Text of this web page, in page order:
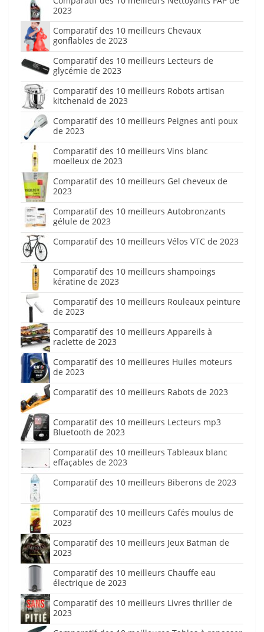
2023
Comparatif des 10 meilleurs Chevaux
gonflables de 2023
Comparatif des 10 meilleurs Lecteurs de
glycémie de 2023
Comparatif des 10 meilleurs Robots artisan
kitchenaid de 2023
Comparatif des 10 meilleurs Peignes anti poux
de 2023
Comparatif des 10 meilleurs Vins blanc
moelleux de 2023
Comparatif des 10 meilleurs Gel cheveux de
2023
Comparatif des 10 meilleurs Autobronzants
gélule de 2023
Comparatif des 10 meilleurs Vélos VTC de 2023
Comparatif des 10 meilleurs shampoings
kératine de 2023
Comparatif des 10 meilleurs Rouleaux peinture
de 2023
Comparatif des 10 meilleurs Appareils à
raclette de 2023
Comparatif des 10 meilleures Huiles moteurs
de 2023
Comparatif des 10 meilleurs Rabots de 2023
Comparatif des 10 meilleurs Lecteurs mp3
Bluetooth de 2023
Comparatif des 10 meilleurs Tableaux blanc
effaçables de 2023
Comparatif des 10 meilleurs Biberons de 2023
Comparatif des 10 meilleurs Cafés moulus de
2023
Comparatif des 10 meilleurs Jeux Batman de
2023
Comparatif des 10 meilleurs Chauffe eau
électrique de 2023
Comparatif des 10 meilleurs Livres thriller de
2023